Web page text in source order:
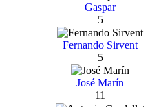
Gaspar
5
Fernando Sirvent
5
José Marín
11